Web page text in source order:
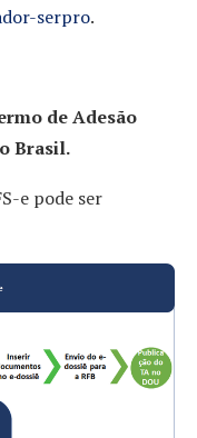
serpro.
de Adesão
Brasil.
e pode ser